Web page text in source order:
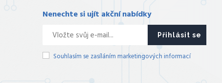
Nenechte si ujít akční nabídky
Přihlásit se
Souhlasím se zasíláním marketingových informací